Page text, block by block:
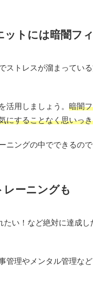
トには暗闇フ
トレスが溜まってい
活用しましょう。 暗闇
にすることなく思いっ
ニングの中でできるの
レーニングも
い！など絶対に達成
理やメンタル管理な